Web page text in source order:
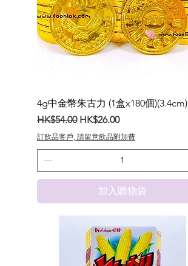
4g中金幣朱古力 (1盒x180個)(3.4cm)
一般價格
HK$54.00 促銷價格
HK$26.00
訂飲品客戶, 請留意飲品附加費
加入購物袋